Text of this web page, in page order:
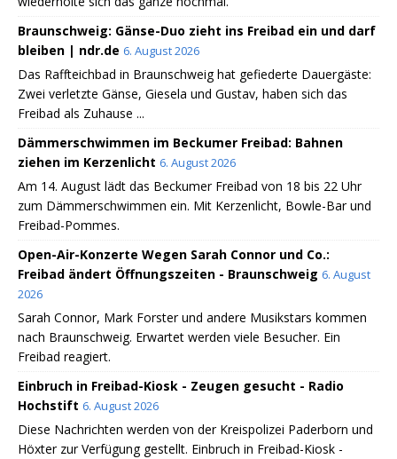
Braunschweig: Gänse-Duo zieht ins Freibad ein und darf
bleiben | ndr.de 6. August 2026
Das Raffteichbad in Braunschweig hat gefiederte Dauergäste:
Zwei verletzte Gänse, Giesela und Gustav, haben sich das
Freibad als Zuhause ...
Dämmerschwimmen im Beckumer Freibad: Bahnen
ziehen im Kerzenlicht 6. August 2026
Am 14. August lädt das Beckumer Freibad von 18 bis 22 Uhr
zum Dämmerschwimmen ein. Mit Kerzenlicht, Bowle-Bar und
Freibad-Pommes.
Open-Air-Konzerte Wegen Sarah Connor und Co.:
Freibad ändert Öffnungszeiten - Braunschweig 6. August
2026
Sarah Connor, Mark Forster und andere Musikstars kommen
nach Braunschweig. Erwartet werden viele Besucher. Ein
Freibad reagiert.
Einbruch in Freibad-Kiosk - Zeugen gesucht - Radio
Hochstift 6. August 2026
Diese Nachrichten werden von der Kreispolizei Paderborn und
Höxter zur Verfügung gestellt. Einbruch in Freibad-Kiosk -